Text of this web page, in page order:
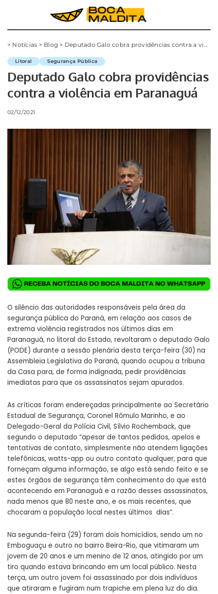
> Notícias > Blog > Deputado Galo cobra providências contra a violência em Paranaguá
Litoral Segurança Pública
Deputado Galo cobra providências
contra a violência em Paranaguá
02/12/2021
O silêncio das autoridades responsáveis pela área da
segurança pública do Paraná, em relação aos casos de
extrema violência registrados nos últimos dias em
Paranaguá, no litoral do Estado, revoltaram o deputado Galo
(PODE) durante a sessão plenária desta terça-feira (30) na
Assembleia Legislativa do Paraná, quando ocupou a tribuna
da Casa para, de forma indignada, pedir providências
imediatas para que os assassinatos sejam apurados.
As críticas foram endereçadas principalmente ao Secretário
Estadual de Segurança, Coronel Rômulo Marinho, e ao
Delegado-Geral da Polícia Civil, Sílvio Rochemback, que
segundo o deputado “apesar de tantos pedidos, apelos e
tentativas de contato, simplesmente não atendem ligações
telefônicas, watts-app ou outro contato qualquer, para que
forneçam alguma informação, se algo está sendo feito e se
estes órgãos de segurança têm conhecimento do que está
acontecendo em Paranaguá e a razão desses assassinatos,
nada menos que 80 neste ano, e os mais recentes, que
chocaram a população local nestes últimos dias”.
Na segunda-feira (29) foram dois homicídios, sendo um no
Emboguaçu e outro no bairro Beira-Rio, que vitimaram um
jovem de 20 anos e um menino de 12 anos, atingido por um
tiro quando estava brincando em um local público. Nesta
terça, um outro jovem foi assassinado por dois indivíduos
que atiraram e fugiram num trapiche em plena luz do dia.